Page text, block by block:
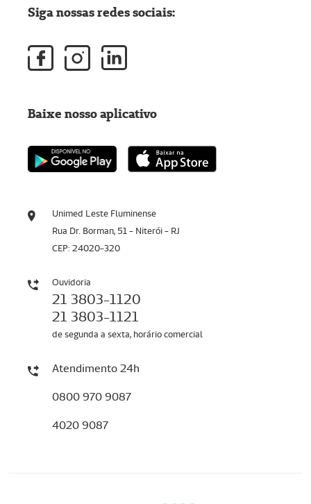
Unimed Leste Fluminense
Rua Dr. Borman, 51 - Niterói - RJ
CEP: 24020-320
Ouvidoria
21 3803-1120
21 3803-1121
de segunda a sexta, horário comercial
Atendimento 24h
0800 970 9087
4020 9087
Siga nossas redes sociais:
Baixe nosso aplicativo